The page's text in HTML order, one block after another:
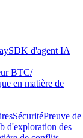
SDK d'agent IA
BTC/
en matière de
SécuritéPreuve de
d'exploration des